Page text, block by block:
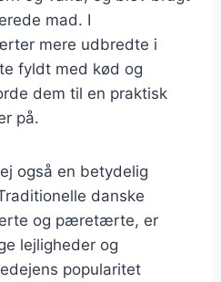
mad. I
mere udbredte i
fyldt med kød og
dem til en praktisk
på.
også en betydelig
danske
og pæretærte, er
lejligheder og
popularitet